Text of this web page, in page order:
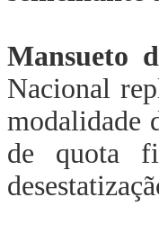
Mansueto
Nacional
modalidade
de quota